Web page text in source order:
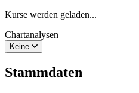
Kurse werden geladen...
Chartanalysen
Keine
Stammdaten